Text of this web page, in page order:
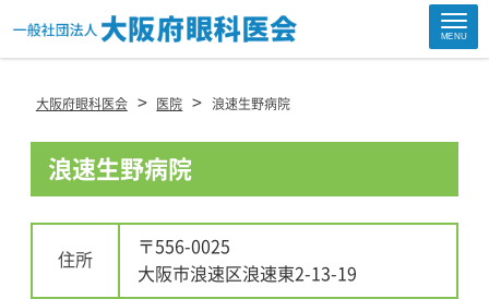
MENU
大阪府眼科医会 > 医院 > 浪速生野病院
浪速生野病院
住所
〒556-0025
大阪市浪速区浪速東2-13-19
Site
Footer